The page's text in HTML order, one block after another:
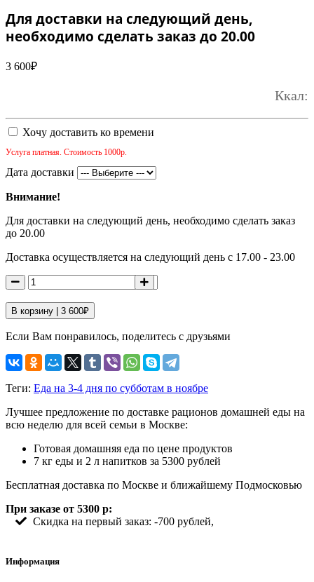
Для доставки на следующий день,
необходимо сделать заказ до 20.00
3 600₽
Ккал:
Хочу доставить ко времени
Услуга платная. Стоимость 1000р.
Дата доставки
Внимание!
Для доставки на следующий день, необходимо сделать заказ
до 20.00
Доставка осуществляется на следующий день с 17.00 - 23.00
В корзину | 3 600₽
Если Вам понравилось, поделитесь с друзьями
Теги: Еда на 3-4 дня по субботам в ноябре
Лучшее предложение по доставке рационов домашней еды на
всю неделю для всей семьи в Москве:
Готовая домашняя еда по цене продуктов
7 кг еды и 2 л напитков за 5300 рублей
Бесплатная доставка по Москве и ближайшему Подмосковью
При заказе от 5300 р:
Скидка на первый заказ: -700 рублей,
Информация